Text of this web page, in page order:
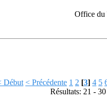
Office du
Début < Précédente 1 2 [3] 4 5
Résultats: 21 -